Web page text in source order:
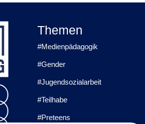
Themen
#Medienpädagogik
#Gender
#Jugendsozialarbeit
#Teilhabe
#Preteens